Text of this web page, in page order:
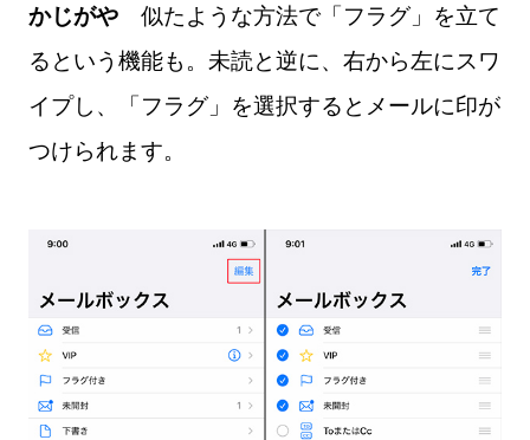
かじがや 似たような方法で「フラグ」を立て
るという機能も。未読と逆に、右から左にスワ
イプし、「フラグ」を選択するとメールに印が
つけられます。